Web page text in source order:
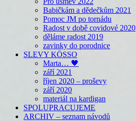
Babičkám a dědečkům 2021
Pomoc JM po tornádu
Radost v době covidové 2020
děláme radost 2019
zavinky do porodnice
SLEVY KÖSSO
Marta… 🖤
září 2021
říjen 2020 – proševy
září 2020
materiál na kardigan
SPOLUPRACUJEME
ARCHIV – seznam návodů